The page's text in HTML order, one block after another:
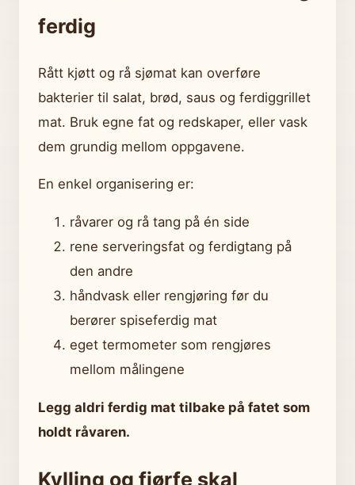
ferdig
Rått kjøtt og rå sjømat kan overføre
bakterier til salat, brød, saus og ferdiggrillet
mat. Bruk egne fat og redskaper, eller vask
dem grundig mellom oppgavene.
En enkel organisering er:
råvarer og rå tang på én side
rene serveringsfat og ferdigtang på
den andre
håndvask eller rengjøring før du
berører spiseferdig mat
eget termometer som rengjøres
mellom målingene
Legg aldri ferdig mat tilbake på fatet som
holdt råvaren.
Kylling og fjørfe skal